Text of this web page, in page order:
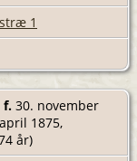
1
f. 30. november
1875,
år)